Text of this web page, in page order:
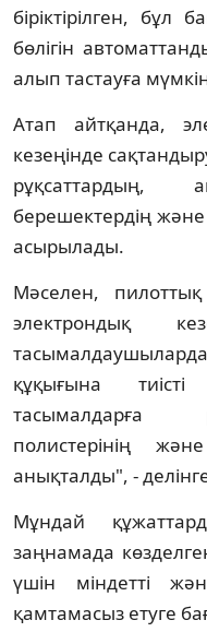
біріктірілген,
бөлігін
алып тастауға
Атап айтқанда,
кезеңінде
берешектердің
асырылады.
Мәселен,
электрондық
тасымалдаушыларда
құқығына
тасымалдарға
полистерінің
анықталды", -
Мұндай
заңнамада
үшін міндетті
қамтамасыз етуге